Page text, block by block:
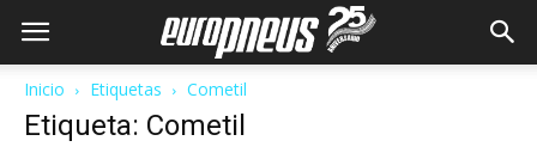
Inicio Etiquetas Cometil
Etiqueta: Cometil